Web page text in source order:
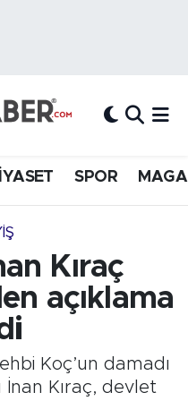
SPOR
Kıraç
açıklama
Koç’un damadı
İnan Kıraç, devlet
ve Fikstür